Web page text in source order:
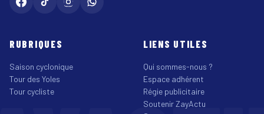
RUBRIQUES
Saison cyclonique
Tour des Yoles
Tour cycliste
LIENS UTILES
Qui sommes-nous ?
Espace adhérent
Régie publicitaire
Soutenir ZayActu